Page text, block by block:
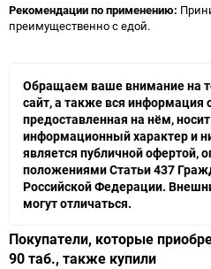
Рекомендации по применению:
преимущественно с едой.
Обращаем ваше внимание на
сайт, а также вся информация
предоставленная на нём,
информационный характер и
является публичной офертой,
положениями Статьи 437
Российской Федерации.
могут отличаться.
Покупатели, которые
90 таб., также купили